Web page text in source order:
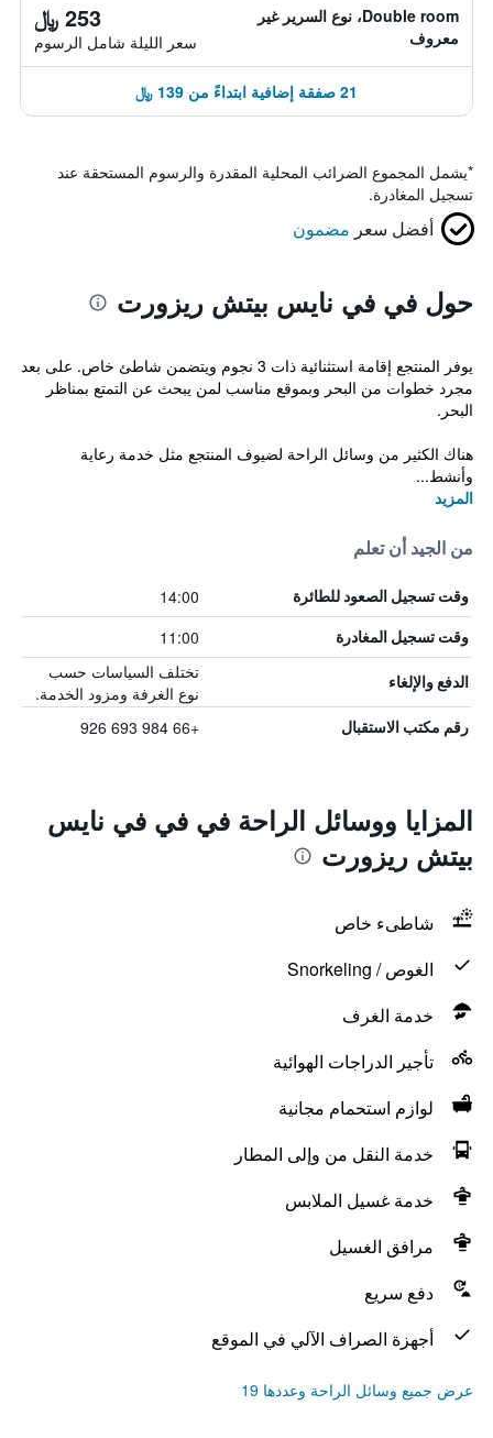
Double room، نوع السرير غير
معروف
253 ﷼
سعر الليلة شامل الرسوم
21 صفقة إضافية ابتداءً من 139 ﷼
*يشمل المجموع الضرائب المحلية المقدرة والرسوم المستحقة عند
تسجيل المغادرة.
أفضل سعر مضمون
حول في في نايس بيتش ريزورت
يوفر المنتجع إقامة استثنائية ذات 3 نجوم ويتضمن شاطئ خاص. على بعد
مجرد خطوات من البحر وبموقع مناسب لمن يبحث عن التمتع بمناظر
البحر.
هناك الكثير من وسائل الراحة لضيوف المنتجع مثل خدمة رعاية
وأنشط...
المزيد
من الجيد أن تعلم
وقت تسجيل الصعود للطائرة 14:00
وقت تسجيل المغادرة 11:00
الدفع والإلغاء
تختلف السياسات حسب
نوع الغرفة ومزود الخدمة.
رقم مكتب الاستقبال +66 984 693 926
المزايا ووسائل الراحة في في في نايس
بيتش ريزورت
شاطىء خاص
الغوص / Snorkeling
خدمة الغرف
تأجير الدراجات الهوائية
لوازم استحمام مجانية
خدمة النقل من وإلى المطار
خدمة غسيل الملابس
مرافق الغسيل
دفع سريع
أجهزة الصراف الآلي في الموقع
عرض جميع وسائل الراحة وعددها 19